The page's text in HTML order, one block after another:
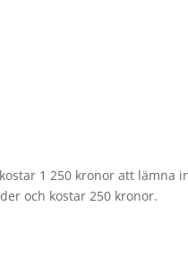
1 250 kronor att lämna
och kostar 250 kronor.